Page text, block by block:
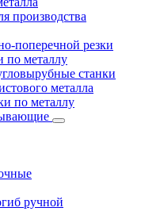
производства
поперечной резки
по металлу
станки
металла
по металлу
ручной